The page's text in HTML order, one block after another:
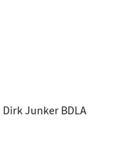
Junker BDLA